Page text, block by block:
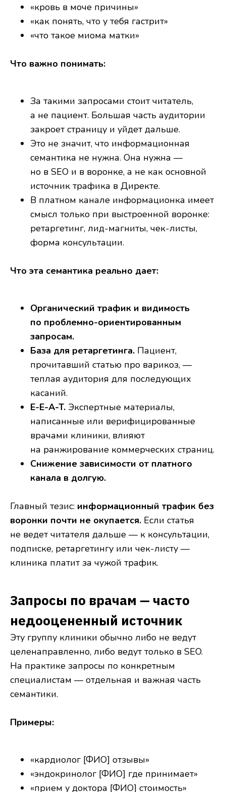
«кровь в моче причины»
«как понять, что у тебя гастрит»
«что такое миома матки»
Что важно понимать:
За такими запросами стоит читатель,
а не пациент. Большая часть аудитории
закроет страницу и уйдет дальше.
Это не значит, что информационная
семантика не нужна. Она нужна —
но в SEO и в воронке, а не как основной
источник трафика в Директе.
В платном канале информационка имеет
смысл только при выстроенной воронке:
ретаргетинг, лид-магниты, чек-листы,
форма консультации.
Что эта семантика реально дает:
Органический трафик и видимость
по проблемно-ориентированным
запросам.
База для ретаргетинга. Пациент,
прочитавший статью про варикоз, —
теплая аудитория для последующих
касаний.
E-E-A-T. Экспертные материалы,
написанные или верифицированные
врачами клиники, влияют
на ранжирование коммерческих страниц.
Снижение зависимости от платного
канала в долгую.
Главный тезис: информационный трафик без
воронки почти не окупается. Если статья
не ведет читателя дальше — к консультации,
подписке, ретаргетингу или чек-листу —
клиника платит за чужой трафик.
Запросы по врачам — часто
недооцененный источник
Эту группу клиники обычно либо не ведут
целенаправленно, либо ведут только в SEO.
На практике запросы по конкретным
специалистам — отдельная и важная часть
семантики.
Примеры:
«кардиолог [ФИО] отзывы»
«эндокринолог [ФИО] где принимает»
«прием у доктора [ФИО] стоимость»